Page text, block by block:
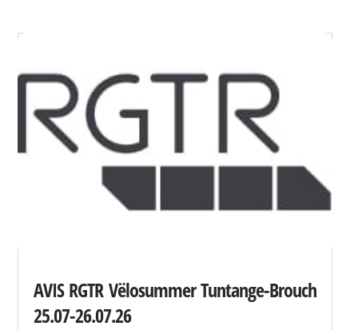
AVIS RGTR Vëlosummer Tuntange-Brouch
25.07-26.07.26